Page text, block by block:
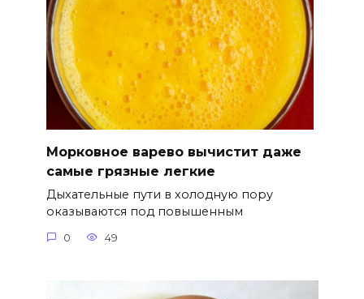
Морковное варево вычистит даже
самые грязные легкие
Дыхательные пути в холодную пору
оказываются под повышенным
0 49